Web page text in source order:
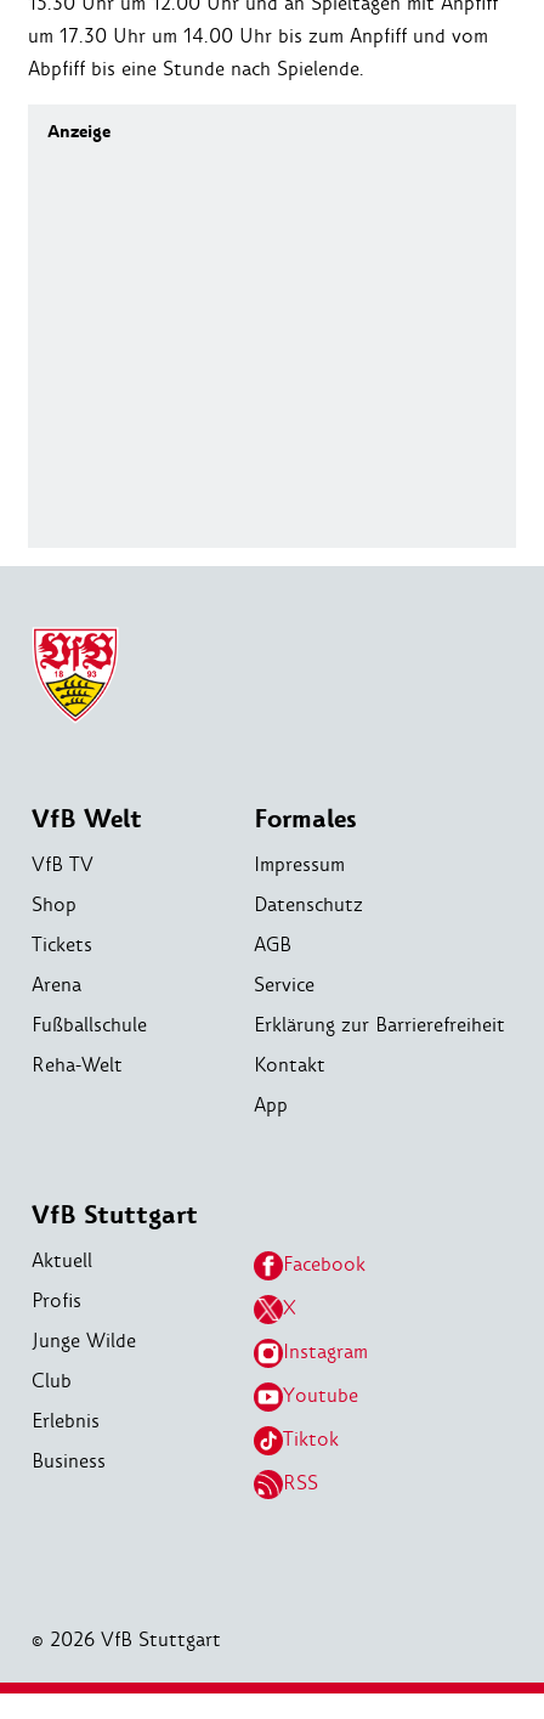
um 17.30 Uhr um 14.00 Uhr bis zum Anpfiff und vom
Abpfiff bis eine Stunde nach Spielende.
VfB Welt
VfB TV
Shop
Tickets
Arena
Fußballschule
Reha-Welt
Formales
Impressum
Datenschutz
AGB
Service
Erklärung zur Barrierefreiheit
Kontakt
App
VfB Stuttgart
Aktuell
Profis
Junge Wilde
Club
Erlebnis
Business
Facebook
X
Instagram
Youtube
Tiktok
RSS
© 2026 VfB Stuttgart